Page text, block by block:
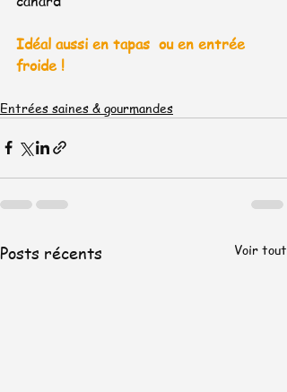
Idéal aussi en tapas  ou en entrée
froide !
Entrées saines & gourmandes
Posts récents Voir tout